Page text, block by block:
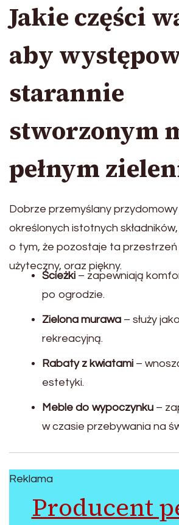
Jakie części
aby
starannie
stworzonym
pełnym
Dobrze przemyślany
określonych istotnych
o tym, że pozostaje ta przestrzeń
użyteczny, oraz piękny.
Ścieżki – zapewniają
po ogrodzie.
Zielona murawa – służy
rekreacyjną.
Rabaty z kwiatami –
estetyki.
Meble do wypoczynku –
w czasie przebywania na
Reklama
Producent